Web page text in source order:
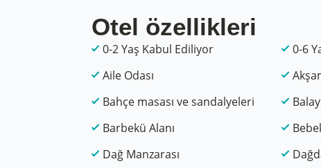
Otel özellikleri
0-2 Yaş Kabul Ediliyor 0-6
Aile Odası
Bahçe masası ve sandalyeleri
Barbekü Alanı
Dağ Manzarası